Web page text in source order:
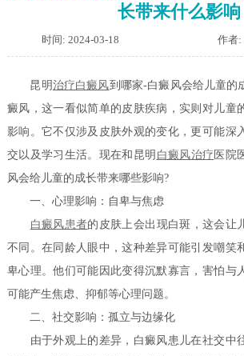
长带来什么影响
时间: 2024-03-18 作者:
昆明治疗白癜风到哪家-白癜风会给儿童的
癜风，这一看似简单的皮肤疾病，实则对儿童
影响。它不仅涉及皮肤外观的变化，更可能深
交以及学习生活。现在和昆明 白癜风治疗 医院
风会给儿童的成长带来哪些影响?
一、心理影响：自卑与焦虑
白癜风患者的皮肤上会出现白斑，这会让
不同。在同龄人眼中，这种差异可能引发嘲笑
卑心理。他们可能因此变得沉默寡言，害怕与
可能产生焦虑、抑郁等心理问题。
二、社交影响：孤立与边缘化
由于外观上的差异，白癜风患儿在社交中